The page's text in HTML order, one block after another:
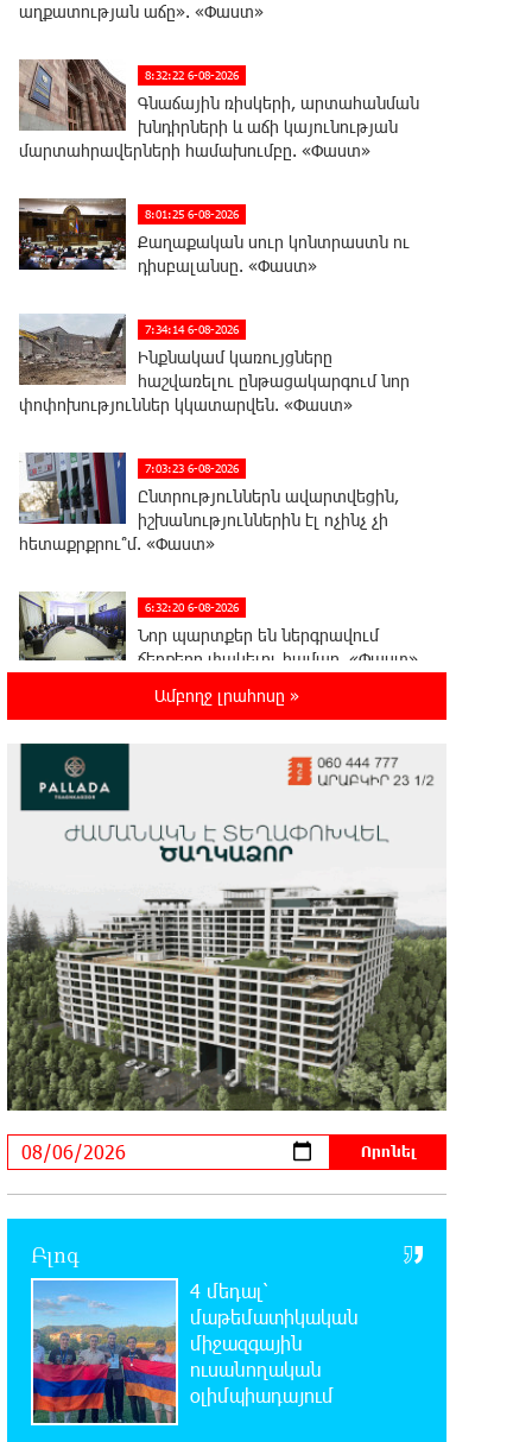
աղքատության աճը». «Փաստ»
8:32:22 6-08-2026
Գնաճային ռիսկերի, արտահանման
խնդիրների և աճի կայունության
մարտահրավերների համախումբը. «Փաստ»
8:01:25 6-08-2026
Քաղաքական սուր կոնտրաստն ու
դիսբալանսը. «Փաստ»
7:34:14 6-08-2026
Ինքնակամ կառույցները
հաշվառելու ընթացակարգում նոր
փոփոխություններ կկատարվեն. «Փաստ»
7:03:23 6-08-2026
Ընտրություններն ավարտվեցին,
իշխանություններին էլ ոչինչ չի
հետաքրքրու՞մ. «Փաստ»
6:32:20 6-08-2026
Նոր պարտքեր են ներգրավում
ճեղքերը փակելու համար. «Փաստ»
6:01:15 6-08-2026
կախվածության վտանգները.
«Փաստ»
0:57:28 6-08-2026
Ես հավատում եմ, որ «Արարարտ-
Արմենիան» ունակ է անցնել
որակավորման վերջին փուլ. Բերեզովսկի
0:39:46 6-08-2026
Գերմանիայում ահաբեկչության
գործով քննություն է սկսվել
Լայպցիգի օդանավակայանում պայթուցիկով
անօդաչու սարք հայտնաբերելուց հետո
Իրազեկում․ գործարկվելու է
էլեկտրական շչակ
0:03:57 6-08-2026
37 թիվն է. վաղը զանգը հնչելու է
նույնիսկ կատակ անողների
համար. Մենուա Սողոմոնյան
23:50:47 5-08-2026
Ամբողջ լրահոսը »
Բլոգ
4 մեդալ՝
մաթեմատիկական
միջազգային
ուսանողական
օլիմպիադայում